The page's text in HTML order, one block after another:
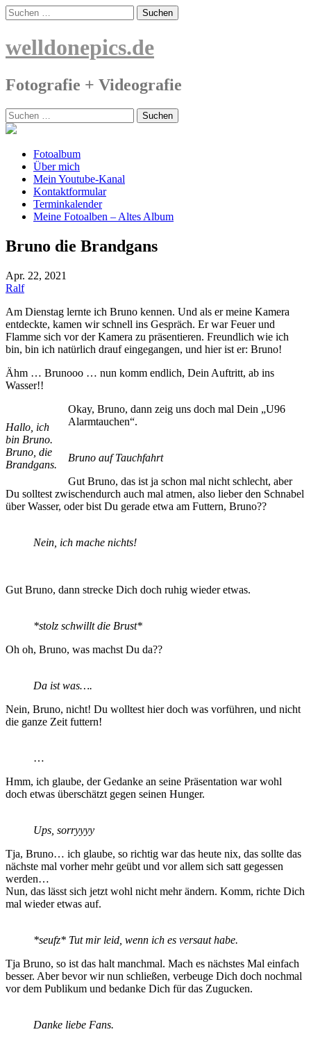
Skip
to
Suchen
nach:
welldonepics.de
Fotografie + Videografie
Suchen
nach:
Fotoalbum
Über mich
Mein Youtube-Kanal
Kontaktformular
Terminkalender
Meine Fotoalben – Altes Album
Bruno die Brandgans
Apr. 22, 2021
Ralf
Am Dienstag lernte ich Bruno kennen. Und als er meine Kamera
entdeckte, kamen wir schnell ins Gespräch. Er war Feuer und
Flamme sich vor der Kamera zu präsentieren. Freundlich wie ich
bin, bin ich natürlich drauf eingegangen, und hier ist er: Bruno!
Ähm … Brunooo … nun komm endlich, Dein Auftritt, ab ins
Wasser!!
Hallo, ich
bin Bruno.
Bruno, die
Brandgans.
Okay, Bruno, dann zeig uns doch mal Dein „U96
Alarmtauchen“.
Bruno auf Tauchfahrt
Gut Bruno, das ist ja schon mal nicht schlecht, aber
Du solltest zwischendurch auch mal atmen, also lieber den Schnabel
über Wasser, oder bist Du gerade etwa am Futtern, Bruno??
Nein, ich mache nichts!
Gut Bruno, dann strecke Dich doch ruhig wieder etwas.
*stolz schwillt die Brust*
Oh oh, Bruno, was machst Du da??
Da ist was….
Nein, Bruno, nicht! Du wolltest hier doch was vorführen, und nicht
die ganze Zeit futtern!
…
Hmm, ich glaube, der Gedanke an seine Präsentation war wohl
doch etwas überschätzt gegen seinen Hunger.
Ups, sorryyyy
Tja, Bruno… ich glaube, so richtig war das heute nix, das sollte das
nächste mal vorher mehr geübt und vor allem sich satt gegessen
werden…
Nun, das lässt sich jetzt wohl nicht mehr ändern. Komm, richte Dich
mal wieder etwas auf.
*seufz* Tut mir leid, wenn ich es versaut habe.
Tja Bruno, so ist das halt manchmal. Mach es nächstes Mal einfach
besser. Aber bevor wir nun schließen, verbeuge Dich doch nochmal
vor dem Publikum und bedanke Dich für das Zugucken.
Danke liebe Fans.